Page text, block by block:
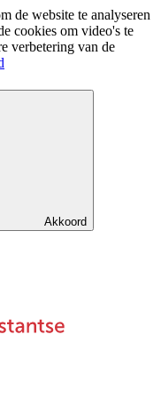
de website te analyseren
cookies om video's te
verbetering van de
Akkoord